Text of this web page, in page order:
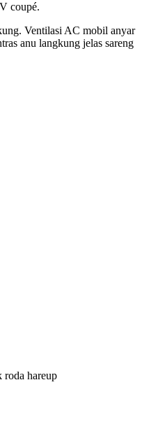
coupé.
Ventilasi AC mobil anyar
anu langkung jelas sareng
roda hareup